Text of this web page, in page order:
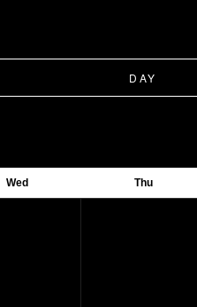
DAY
Wed Thu